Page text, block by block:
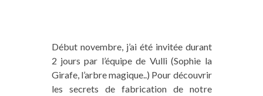
Début novembre, j’ai été invitée durant
2 jours par l’équipe de Vulli (Sophie la
Girafe, l’arbre magique..) Pour découvrir
les secrets de fabrication de notre